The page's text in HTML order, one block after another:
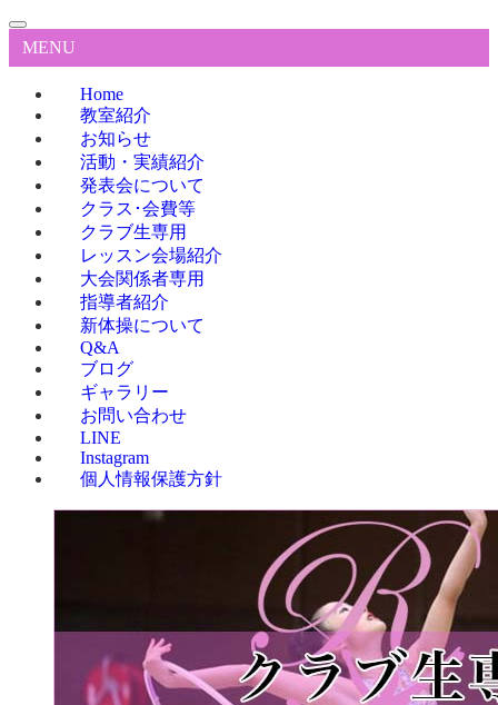
MENU
Home
教室紹介
お知らせ
活動・実績紹介
発表会について
クラス･会費等
クラブ生専用
レッスン会場紹介
大会関係者専用
指導者紹介
新体操について
Q&A
ブログ
ギャラリー
お問い合わせ
LINE
Instagram
個人情報保護方針